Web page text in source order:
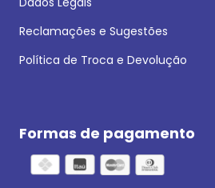
Reclamações e Sugestões
Política de Troca e Devolução
Formas de pagamento